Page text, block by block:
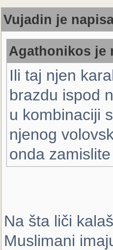
Vujadin je
Agathonikos je
Ili taj njen
brazdu ispod
u kombinaciji
njenog
onda
Na šta liči
Muslimani